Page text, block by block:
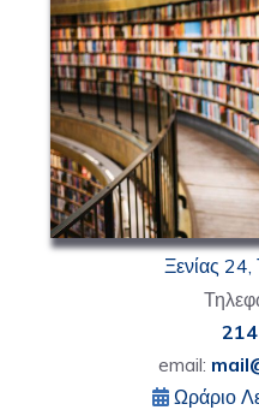
Ξενίας
email:
Ωράριο